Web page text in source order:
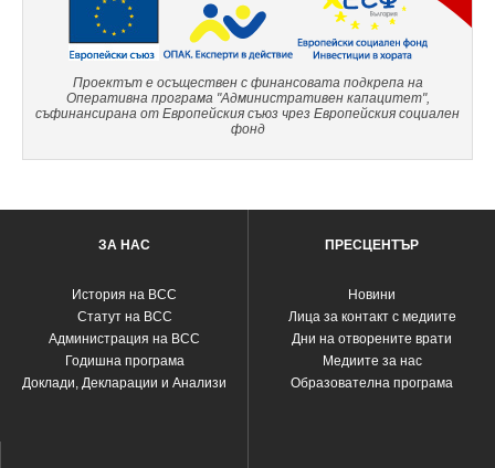
Проектът е осъществен с финансовата подкрепа на
Оперативна програма "Административен капацитет",
съфинансирана от Европейския съюз чрез Европейския социален
фонд
ЗА НАС
История на ВСС
Статут на ВСС
Администрация на ВСС
Годишна програма
Доклади, Декларации и Анализи
ПРЕСЦЕНТЪР
Новини
Лица за контакт с медиите
Дни на отворените врати
Медиите за нас
Образователна програма